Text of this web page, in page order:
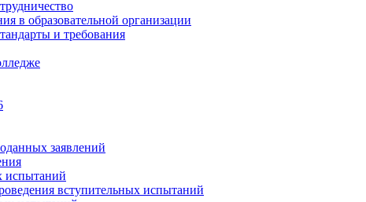
в образовательной организации
и требования
заявлений
испытаний
вступительных испытаний